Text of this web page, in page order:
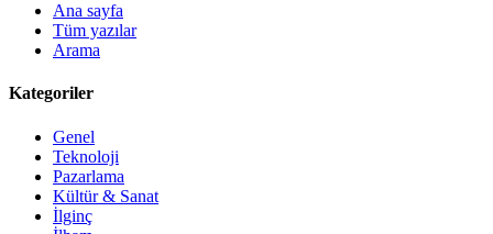
Ana sayfa
Tüm yazılar
Arama
Kategoriler
Genel
Teknoloji
Pazarlama
Kültür & Sanat
İlginç